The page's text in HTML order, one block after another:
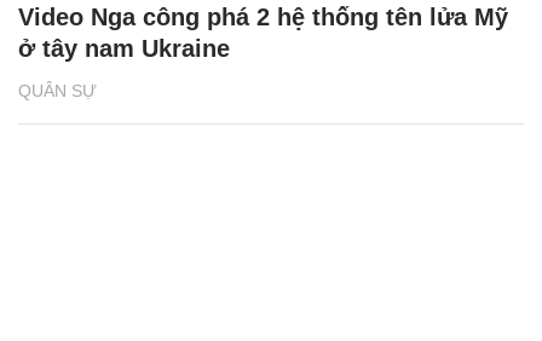
QUÂN SỰ
Video Nga công phá 2 hệ thống tên lửa Mỹ
ở tây nam Ukraine